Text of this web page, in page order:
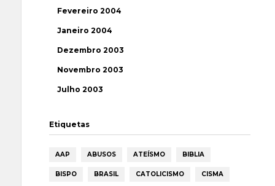
Fevereiro 2004
Janeiro 2004
Dezembro 2003
Novembro 2003
Julho 2003
Etiquetas
AAP ABUSOS ATEÍSMO BIBLIA
BISPO BRASIL CATOLICISMO CISMA